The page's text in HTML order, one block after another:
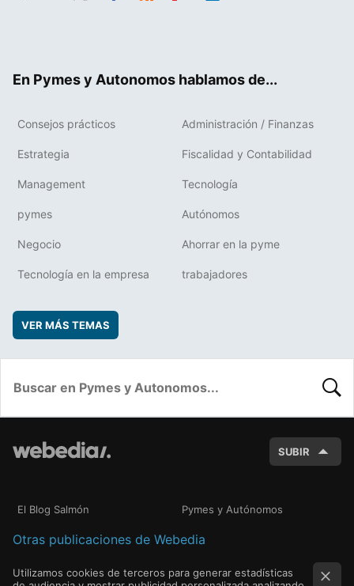
En Pymes y Autonomos hablamos de...
Consejos prácticos Administración / Finanzas
Estrategia Fiscalidad y Contabilidad
Management Tecnología
pymes Autónomos
Negocio Ahorrar en la pyme
Tecnología en la empresa trabajadores
VER MÁS TEMAS
SUBIR
El Blog Salmón Pymes y Autónomos
Otras publicaciones de Webedia
Utilizamos cookies de terceros para generar estadísticas